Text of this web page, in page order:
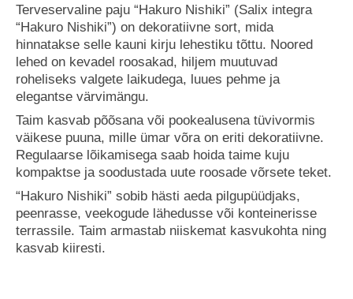
Terveservaline paju “Hakuro Nishiki” (Salix integra
“Hakuro Nishiki”) on dekoratiivne sort, mida
hinnatakse selle kauni kirju lehestiku tõttu. Noored
lehed on kevadel roosakad, hiljem muutuvad
roheliseks valgete laikudega, luues pehme ja
elegantse värvimängu.
Taim kasvab põõsana või pookealusena tüvivormis
väikese puuna, mille ümar võra on eriti dekoratiivne.
Regulaarse lõikamisega saab hoida taime kuju
kompaktse ja soodustada uute roosade võrsete teket.
“Hakuro Nishiki” sobib hästi aeda pilgupüüdjaks,
peenrasse, veekogude lähedusse või konteinerisse
terrassile. Taim armastab niiskemat kasvukohta ning
kasvab kiiresti.